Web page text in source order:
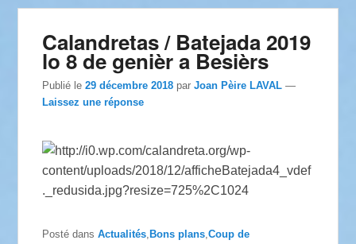
Calandretas / Batejada 2019
lo 8 de genièr a Besièrs
Publié le29 décembre 2018 parJoan Pèire LAVAL —
Laissez une réponse
Posté dans Actualités, Bons plans,Coup de